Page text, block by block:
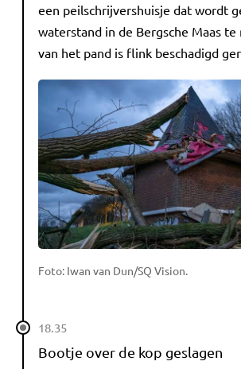
een peilschrijvershuisje dat wordt
waterstand in de Bergsche Maas
van het pand is flink beschadigd
Foto: Iwan van Dun/SQ Vision.
18.35
Bootje over de kop geslagen